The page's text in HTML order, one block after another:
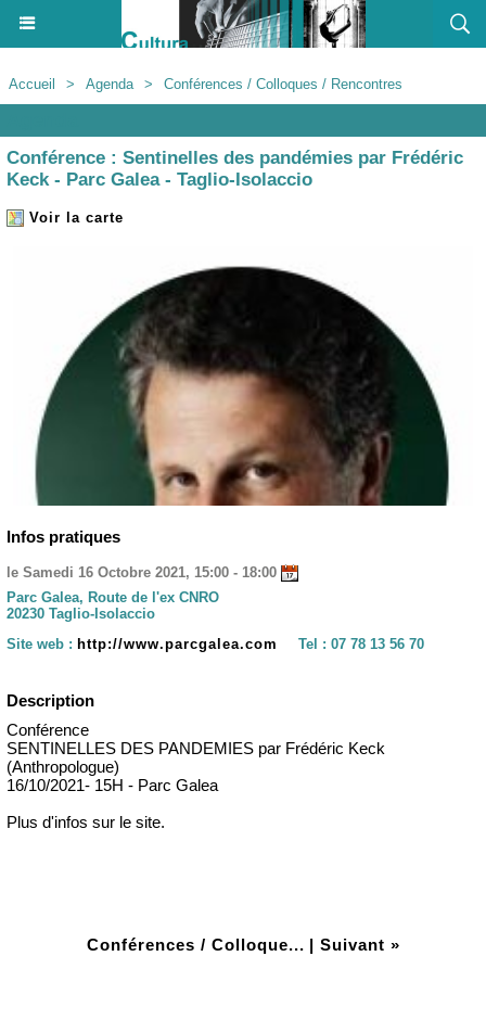
Accueil > Agenda > Conférences / Colloques / Rencontres
Conférence : Sentinelles des pandémies par Frédéric
Keck - Parc Galea - Taglio-Isolaccio
Voir la carte
Infos pratiques
le Samedi 16 Octobre 2021, 15:00 - 18:00
Parc Galea, Route de l'ex CNRO
20230 Taglio-Isolaccio
Site web : http://www.parcgalea.com Tel : 07 78 13 56 70
Description
Conférence
SENTINELLES DES PANDEMIES par Frédéric Keck
(Anthropologue)
16/10/2021- 15H - Parc Galea
Plus d'infos sur le site.
Conférences / Colloque... | Suivant »